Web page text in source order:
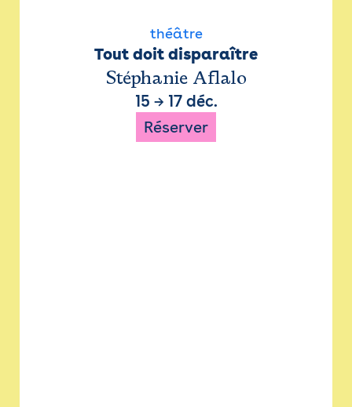
théâtre
Tout doit disparaître
Stéphanie Aflalo
15 → 17 déc.
Réserver